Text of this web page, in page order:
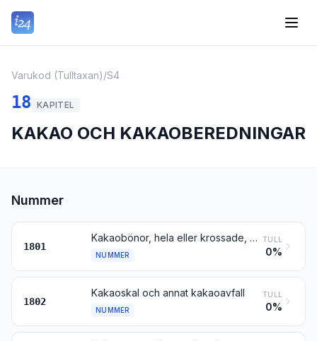
Varukod (Tulltaxan)/S4
18 KAPITEL
KAKAO OCH KAKAOBEREDNINGAR
Nummer
1801
Kakaobönor, hela eller krossade, även rostade
NUMMER
TULL
0%
1802
Kakaoskal och annat kakaoavfall
NUMMER
TULL
0%